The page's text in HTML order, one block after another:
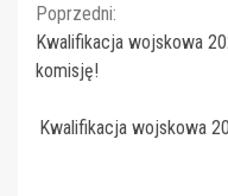
Continue
Reading
Poprzedni:
Kwalifikacja wojskowa
komisję!
Kwalifikacja wojskowa